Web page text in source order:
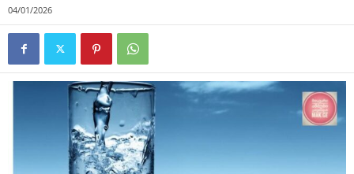
04/01/2026